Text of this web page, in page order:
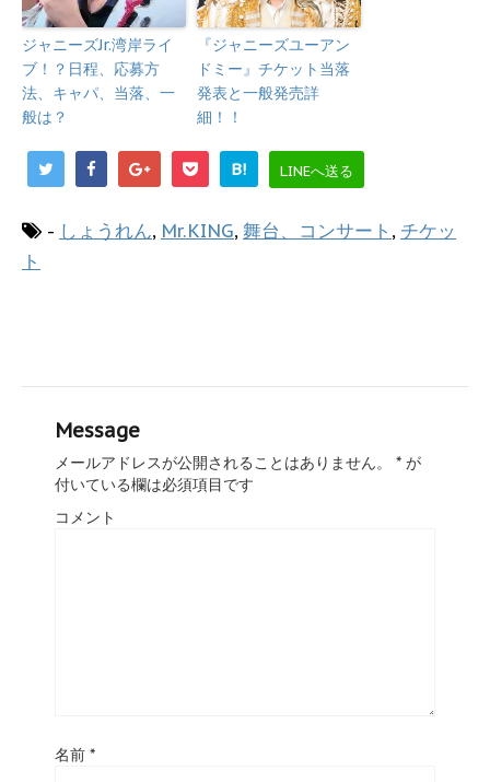
ジャニーズJr.湾岸ライ
ブ！？日程、応募方
法、キャパ、当落、一
般は？
『ジャニーズユーアン
ドミー』チケット当落
発表と一般発売詳
細！！
B! LINEへ送る
- しょうれん, Mr.KING, 舞台、コンサート , チケッ
ト
Message
メールアドレスが公開されることはありません。 * が
付いている欄は必須項目です
コメント
名前 *